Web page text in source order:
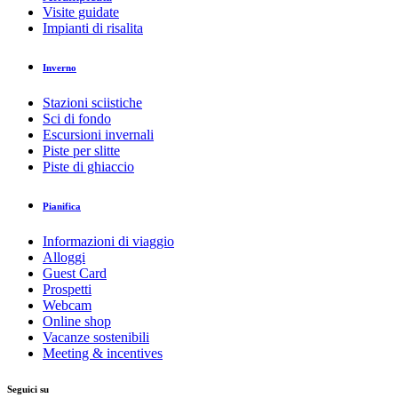
che offre uno sguardo sul Piano di Magadino fino al Lago
Maggiore. Questo itinerario risulta molto interessante sia dal profilo
naturalistico che storico, soprattutto grazie alle descrizioni delle
tavole tematiche della Via del Ceneri lungo il percorso.
media
Salita
696 m
Punto più alto691 m
Punto più basso
Dalla stazione ferroviaria di Cadenazzo si transita su comode strade
pavimentate e senza eccessivi dislivelli, utilizzando il percorso
ciclabile Pedemontano n. 311, sino a Sant’Antonino. Da qui si inizia
a salire in modo deciso, inizialmente ancora su strada asfaltata, verso
i Paiardi e di seguito verso i Monti dei Bassi, raggiungibili tramite
una comoda strada forestale che attraversa una bella selva castanile e
Visite guidate
Impianti di risalita
Inverno
Stazioni sciistiche
Sci di fondo
Escursioni invernali
Piste per slitte
Piste di ghiaccio
Pianifica
Informazioni di viaggio
Alloggi
Guest Card
Prospetti
Webcam
Online shop
Vacanze sostenibili
Meeting & incentives
Seguici su